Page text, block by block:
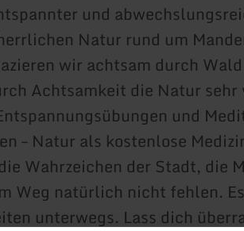
und
Natur rund um
wir achtsam durch
Achtsamkeit die Natur
und
– Natur als kostenlose
Wahrzeichen der Stadt, die
Weg natürlich nicht fehlen.
unterwegs. Lass dich